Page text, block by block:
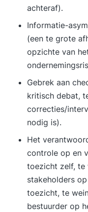
achteraf).
Informatie-
(een te grote
opzichte van
Gebrek aan
kritisch debat,
correcties/
nodig is).
Het
controle op en
toezicht zelf, te
stakeholders
toezicht, te
bestuurder op